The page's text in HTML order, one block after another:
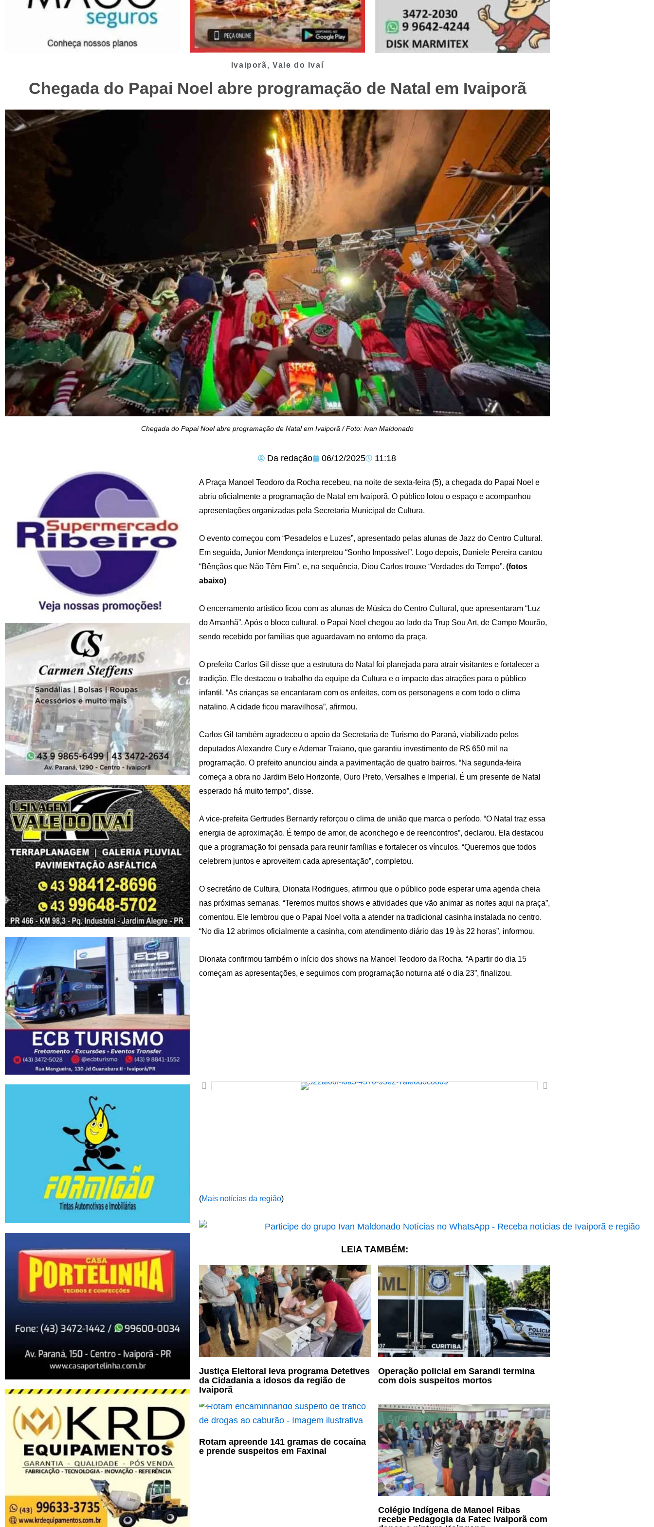
Ivaiporã, Vale do Ivaí
Chegada do Papai Noel abre programação de Natal em Ivaiporã
Chegada do Papai Noel abre programação de Natal em Ivaiporã / Foto: Ivan Maldonado
Da redação 06/12/2025 11:18
A Praça Manoel Teodoro da Rocha recebeu, na noite de sexta-feira (5), a chegada do Papai Noel e
abriu oficialmente a programação de Natal em Ivaiporã. O público lotou o espaço e acompanhou
apresentações organizadas pela Secretaria Municipal de Cultura.
O evento começou com “Pesadelos e Luzes”, apresentado pelas alunas de Jazz do Centro Cultural.
Em seguida, Junior Mendonça interpretou “Sonho Impossível”. Logo depois, Daniele Pereira cantou
“Bênçãos que Não Têm Fim”, e, na sequência, Diou Carlos trouxe “Verdades do Tempo”. (fotos
abaixo)
O encerramento artístico ficou com as alunas de Música do Centro Cultural, que apresentaram “Luz
do Amanhã”. Após o bloco cultural, o Papai Noel chegou ao lado da Trup Sou Art, de Campo Mourão,
sendo recebido por famílias que aguardavam no entorno da praça.
O prefeito Carlos Gil disse que a estrutura do Natal foi planejada para atrair visitantes e fortalecer a
tradição. Ele destacou o trabalho da equipe da Cultura e o impacto das atrações para o público
infantil. “As crianças se encantaram com os enfeites, com os personagens e com todo o clima
natalino. A cidade ficou maravilhosa”, afirmou.
Carlos Gil também agradeceu o apoio da Secretaria de Turismo do Paraná, viabilizado pelos
deputados Alexandre Cury e Ademar Traiano, que garantiu investimento de R$ 650 mil na
programação. O prefeito anunciou ainda a pavimentação de quatro bairros. “Na segunda-feira
começa a obra no Jardim Belo Horizonte, Ouro Preto, Versalhes e Imperial. É um presente de Natal
esperado há muito tempo”, disse.
A vice-prefeita Gertrudes Bernardy reforçou o clima de união que marca o período. “O Natal traz essa
energia de aproximação. É tempo de amor, de aconchego e de reencontros”, declarou. Ela destacou
que a programação foi pensada para reunir famílias e fortalecer os vínculos. “Queremos que todos
celebrem juntos e aproveitem cada apresentação”, completou.
O secretário de Cultura, Dionata Rodrigues, afirmou que o público pode esperar uma agenda cheia
nas próximas semanas. “Teremos muitos shows e atividades que vão animar as noites aqui na praça”,
comentou. Ele lembrou que o Papai Noel volta a atender na tradicional casinha instalada no centro.
“No dia 12 abrimos oficialmente a casinha, com atendimento diário das 19 às 22 horas”, informou.
Dionata confirmou também o início dos shows na Manoel Teodoro da Rocha. “A partir do dia 15
começam as apresentações, e seguimos com programação noturna até o dia 23”, finalizou.
(Mais notícias da região)
LEIA TAMBÉM:
Justiça Eleitoral leva programa Detetives
da Cidadania a idosos da região de
Ivaiporã
Operação policial em Sarandi termina
com dois suspeitos mortos
Rotam apreende 141 gramas de cocaína
e prende suspeitos em Faxinal
Colégio Indígena de Manoel Ribas
recebe Pedagogia da Fatec Ivaiporã com